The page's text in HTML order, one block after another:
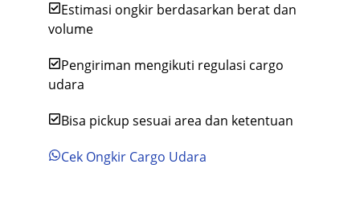
Estimasi ongkir berdasarkan berat dan
volume
Pengiriman mengikuti regulasi cargo
udara
Bisa pickup sesuai area dan ketentuan
Cek Ongkir Cargo Udara